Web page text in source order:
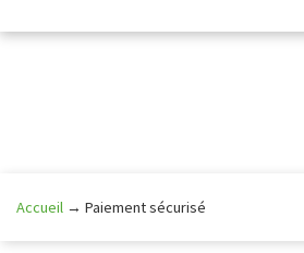
contenu
Accueil → Paiement sécurisé